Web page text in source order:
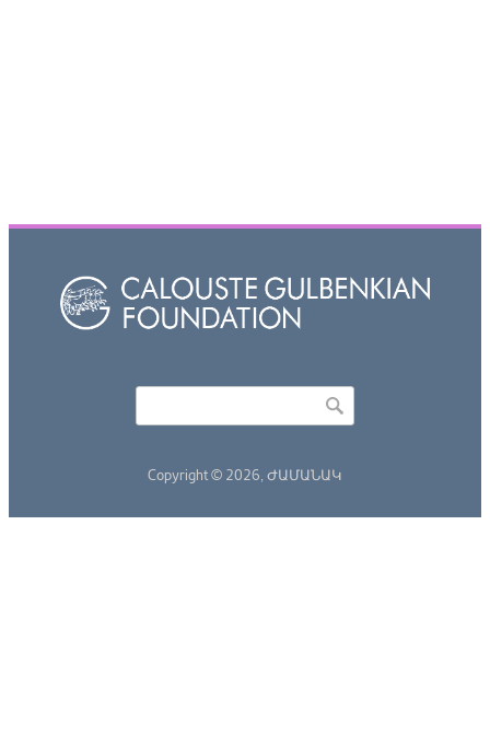
Copyright © 2026, ԺԱՄԱՆԱԿ